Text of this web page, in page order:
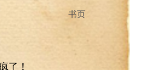
书页
了！